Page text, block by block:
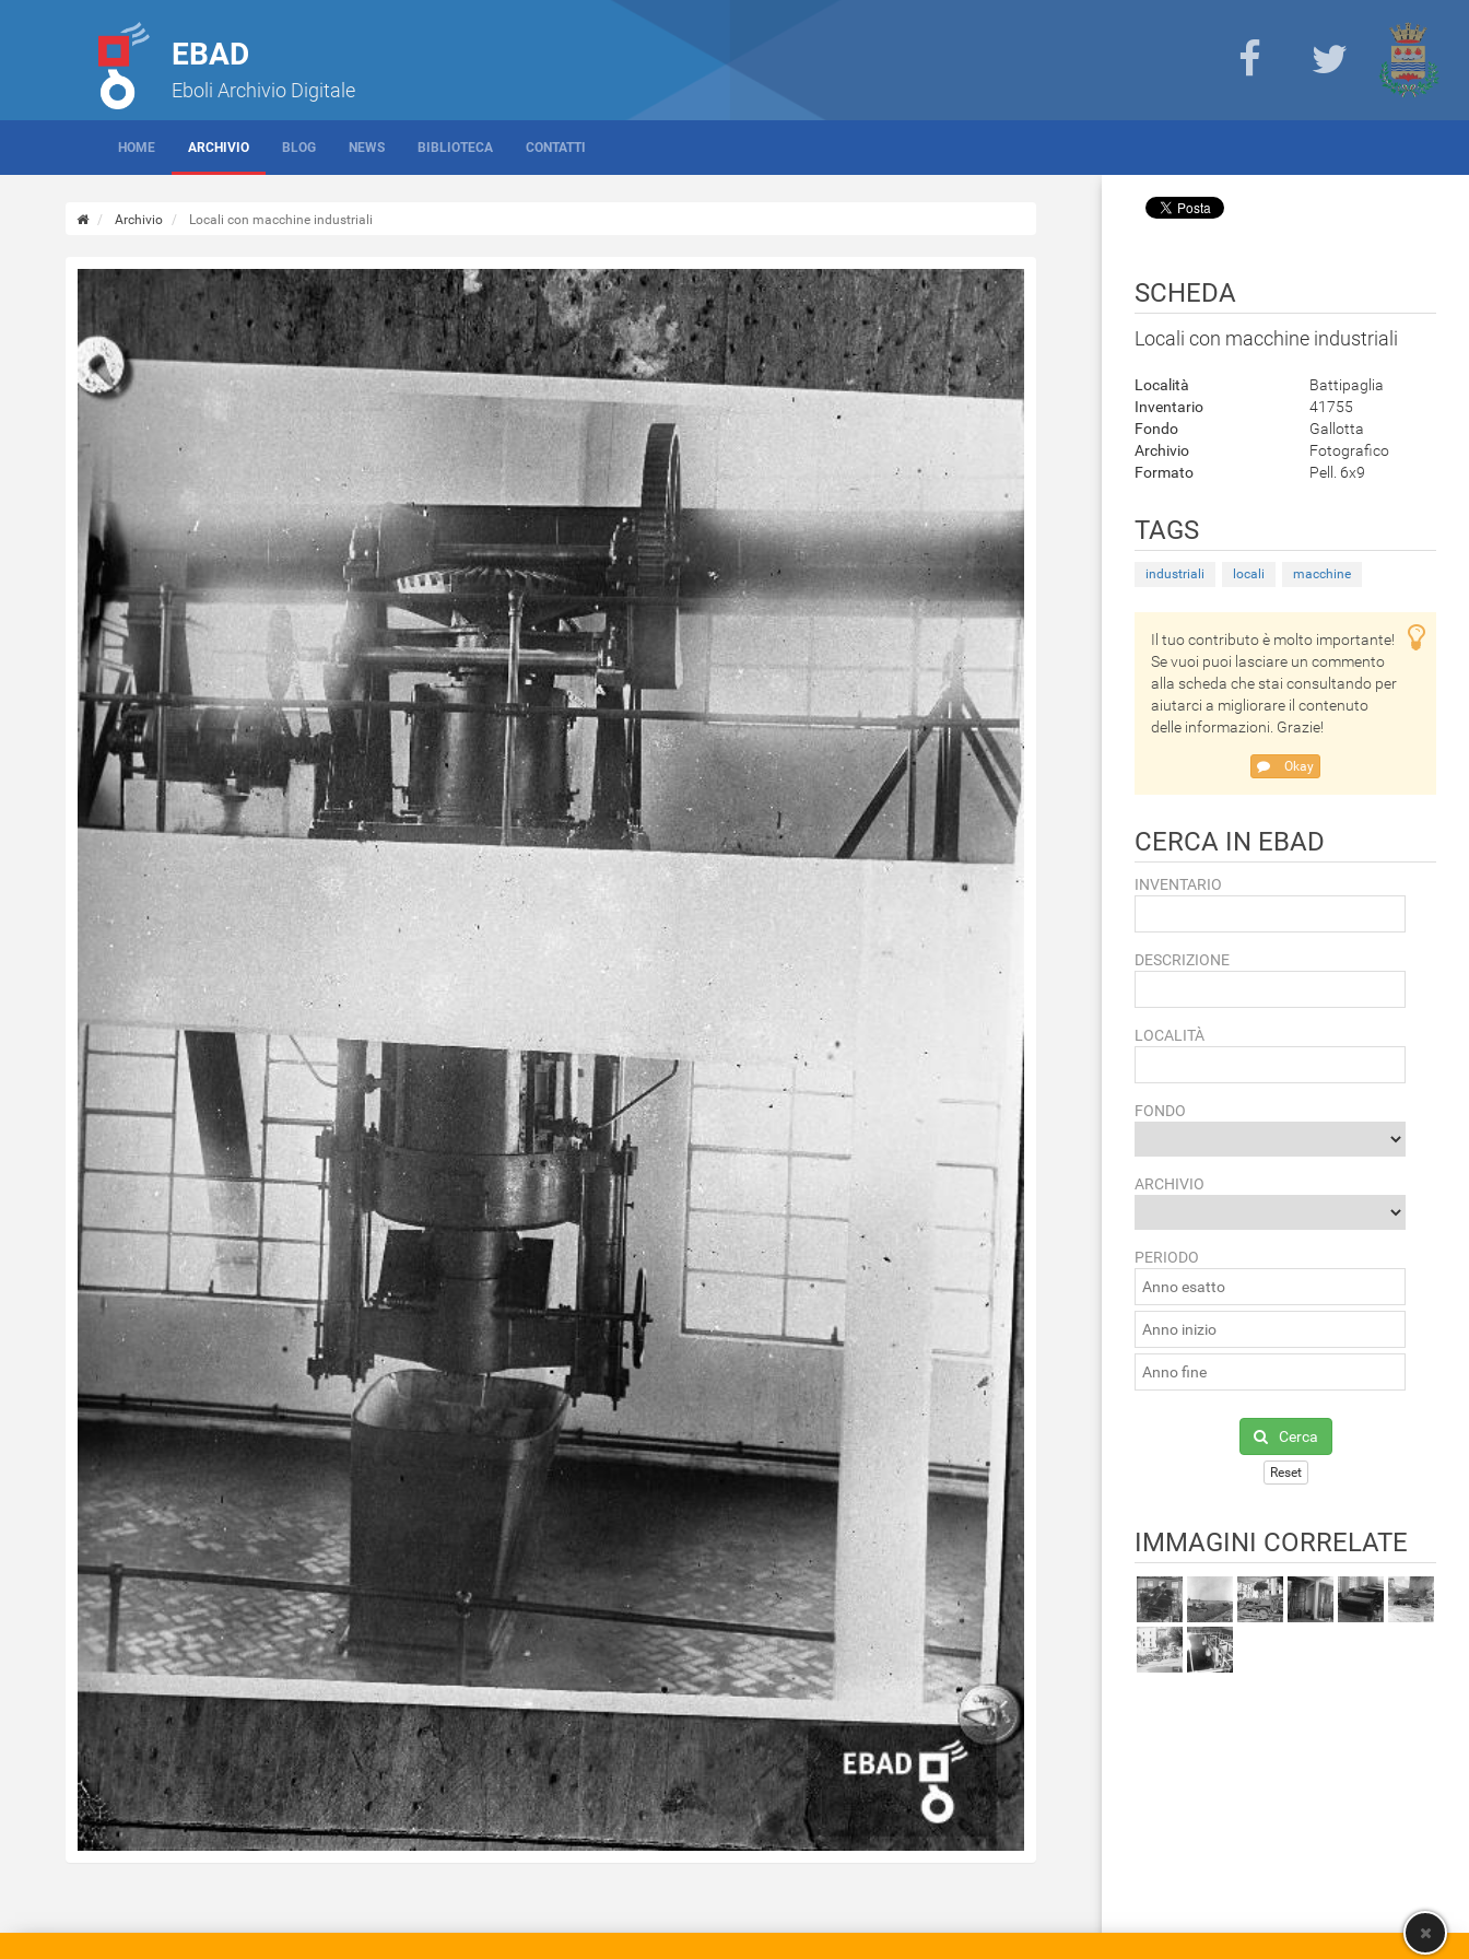
EBAD
Eboli Archivio Digitale
HOME ARCHIVIO BLOG NEWS BIBLIOTECA CONTATTI
Archivio Locali con macchine industriali
SCHEDA
Locali con macchine industriali
Località
Battipaglia
Inventario
41755
Fondo
Gallotta
Archivio
Fotografico
Formato
Pell. 6x9
TAGS
industriali locali macchine
Il tuo contributo è molto importante!
Se vuoi puoi lasciare un commento
alla scheda che stai consultando per
aiutarci a migliorare il contenuto
delle informazioni. Grazie!
Okay
CERCA IN EBAD
INVENTARIO
DESCRIZIONE
LOCALITÀ
FONDO
ARCHIVIO
PERIODO
Cerca
Reset
IMMAGINI CORRELATE